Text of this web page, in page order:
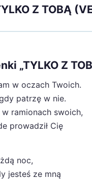
Z TOBĄ
„TYLKO Z
w oczach Twoich.
patrzę w nie.
ramionach swoich,
prowadził Cię
noc,
jesteś ze mną